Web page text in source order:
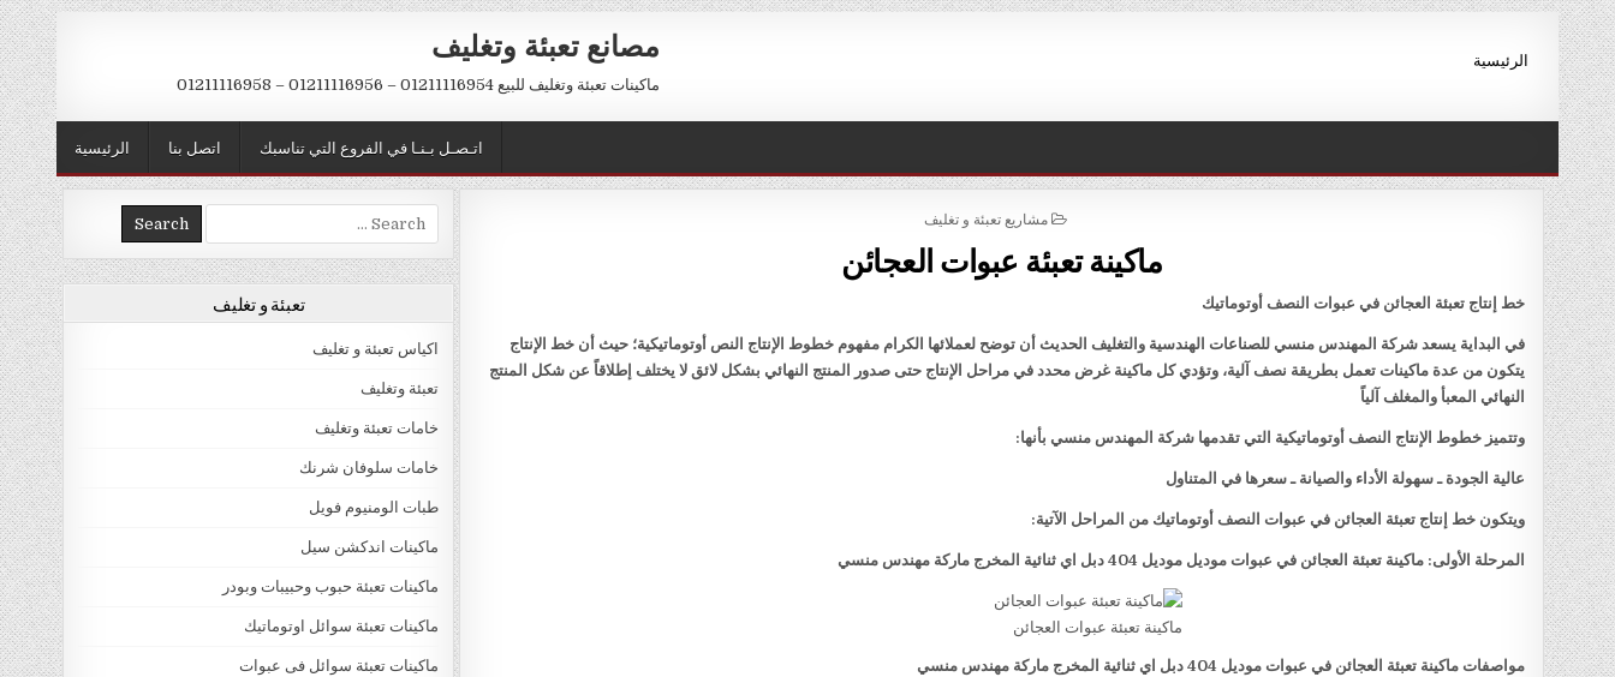
Skip
to
content
مصانع تعبئة وتغليف
ماكينات تعبئة وتغليف للبيع 01211116954 – 01211116956 – 01211116958
الرئيسية
الرئيسية اتصل بنا اتـصـل بـنـا في الفروع التي تناسبك
POSTED
مشاريع تعبئة و تغليف
ماكينة تعبئة عبوات العجائن
خط إنتاج تعبئة العجائن في عبوات النصف أوتوماتيك
في البداية يسعد شركة المهندس منسي للصناعات الهندسية والتغليف الحديث أن توضح لعملائها الكرام مفهوم خطوط الإنتاج النص أوتوماتيكية؛ حيث أن خط الإنتاج
يتكون من عدة ماكينات تعمل بطريقة نصف آلية، وتؤدي كل ماكينة غرض محدد في مراحل الإنتاج حتى صدور المنتج النهائي بشكل لائق لا يختلف إطلاقاً عن شكل المنتج
النهائي المعبأ والمغلف آلياً
وتتميز خطوط الإنتاج النصف أوتوماتيكية التي تقدمها شركة المهندس منسي بأنها:
عالية الجودة ـ سهولة الأداء والصيانة ـ سعرها في المتناول
ويتكون خط إنتاج تعبئة العجائن في عبوات النصف أوتوماتيك من المراحل الآتية:
المرحلة الأولى: ماكينة تعبئة العجائن في عبوات موديل موديل 404 دبل اي ثنائية المخرج ماركة مهندس منسي
ماكينة تعبئة عبوات العجائن
مواصفات ماكينة تعبئة العجائن في عبوات موديل 404 دبل اي ثنائية المخرج ماركة مهندس منسي
Search
for:
تعبئة و تغليف
اكياس تعبئة و تغليف
تعبئة وتغليف
خامات تعبئة وتغليف
خامات سلوفان شرنك
طبات الومنيوم فويل
ماكينات اندكشن سيل
ماكينات تعبئة حبوب وحبيبات وبودر
ماكينات تعبئة سوائل اوتوماتيك
ماكينات تعبئة سوائل فى عبوات